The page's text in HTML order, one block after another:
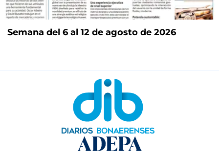
Semana del 6 al 12 de agosto de 2026